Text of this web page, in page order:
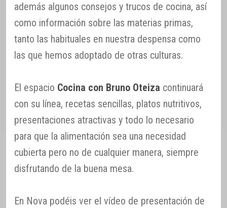
además algunos consejos y trucos de cocina, así
como información sobre las materias primas,
tanto las habituales en nuestra despensa como
las que hemos adoptado de otras culturas.
El espacio Cocina con Bruno Oteiza continuará
con su línea, recetas sencillas, platos nutritivos,
presentaciones atractivas y todo lo necesario
para que la alimentación sea una necesidad
cubierta pero no de cualquier manera, siempre
disfrutando de la buena mesa.
En Nova podéis ver el vídeo de presentación de